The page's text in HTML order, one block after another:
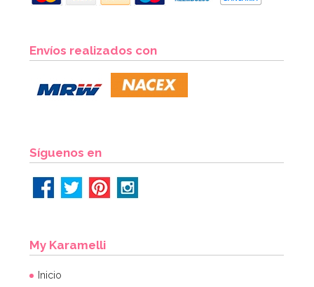
Envíos realizados con
Síguenos en
My Karamelli
Inicio